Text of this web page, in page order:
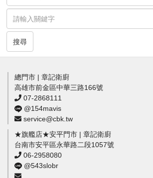
搜尋
總門市 | 章記衛廚
高雄市前金區中華三路166號
07-2868111
@154mavis
service@cbk.tw
★旗艦店★安平門市 | 章記衛廚
台南市安平區永華路二段1057號
06-2958080
@543slobr